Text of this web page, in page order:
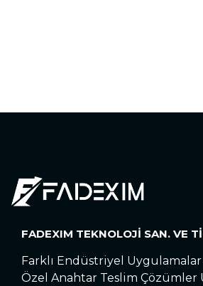
FADEXIM TEKNOLOJİ SAN. VE
Farklı Endüstriyel
Özel Anahtar Teslim Çözümler